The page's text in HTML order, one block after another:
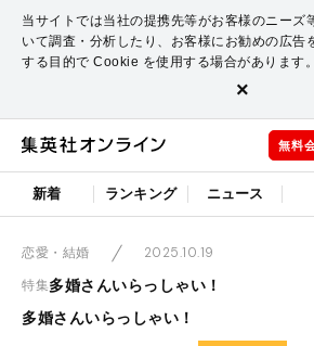
当サイトでは当社の提携先等がお客様のニーズ
いて調査・分析したり、お客様にお勧めの広告
する目的で Cookie を使用する場合があります。
×
無料
新着 ランキング ニュース
恋愛・結婚 2025.10.19
特集多婚さんいらっしゃい！
多婚さんいらっしゃい！